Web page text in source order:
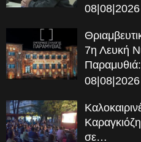
08|08|2026
7η Λευκή
08|08|2026
σε…